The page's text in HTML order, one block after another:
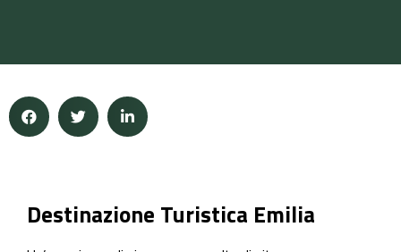
Destinazione Turistica Emilia